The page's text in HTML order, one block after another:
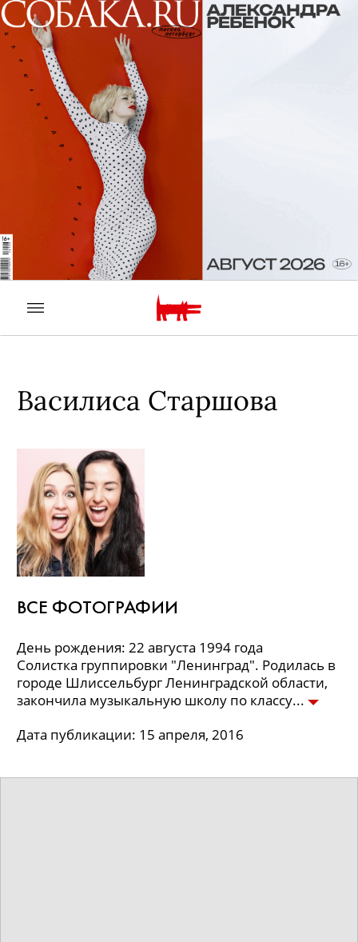
Василиса Старшова
ВСЕ ФОТОГРАФИИ
День рождения: 22 августа 1994 года
Солистка группировки "Ленинград". Родилась в
городе Шлиссельбург Ленинградской области,
закончила музыкальную школу по классу
Дата публикации: 15 апреля, 2016